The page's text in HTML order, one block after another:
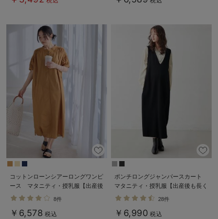
Rosemadame（ローズマダム）
コットンローンシアーロングワンピ
ース マタニティ・授乳服【出産後
も長く使える】
8件
￥6,578 税込
ポンチロングジャンパースカート
マタニティ・授乳服【出産後も長く
使える】
28件
￥6,990 税込